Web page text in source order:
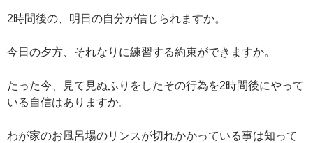
2時間後の、明日の自分が信じられますか。
今日の夕方、それなりに練習する約束ができますか。
たった今、見て見ぬふりをしたその行為を2時間後にやって
いる自信はありますか。
わが家のお風呂場のリンスが切れかかっている事は知って